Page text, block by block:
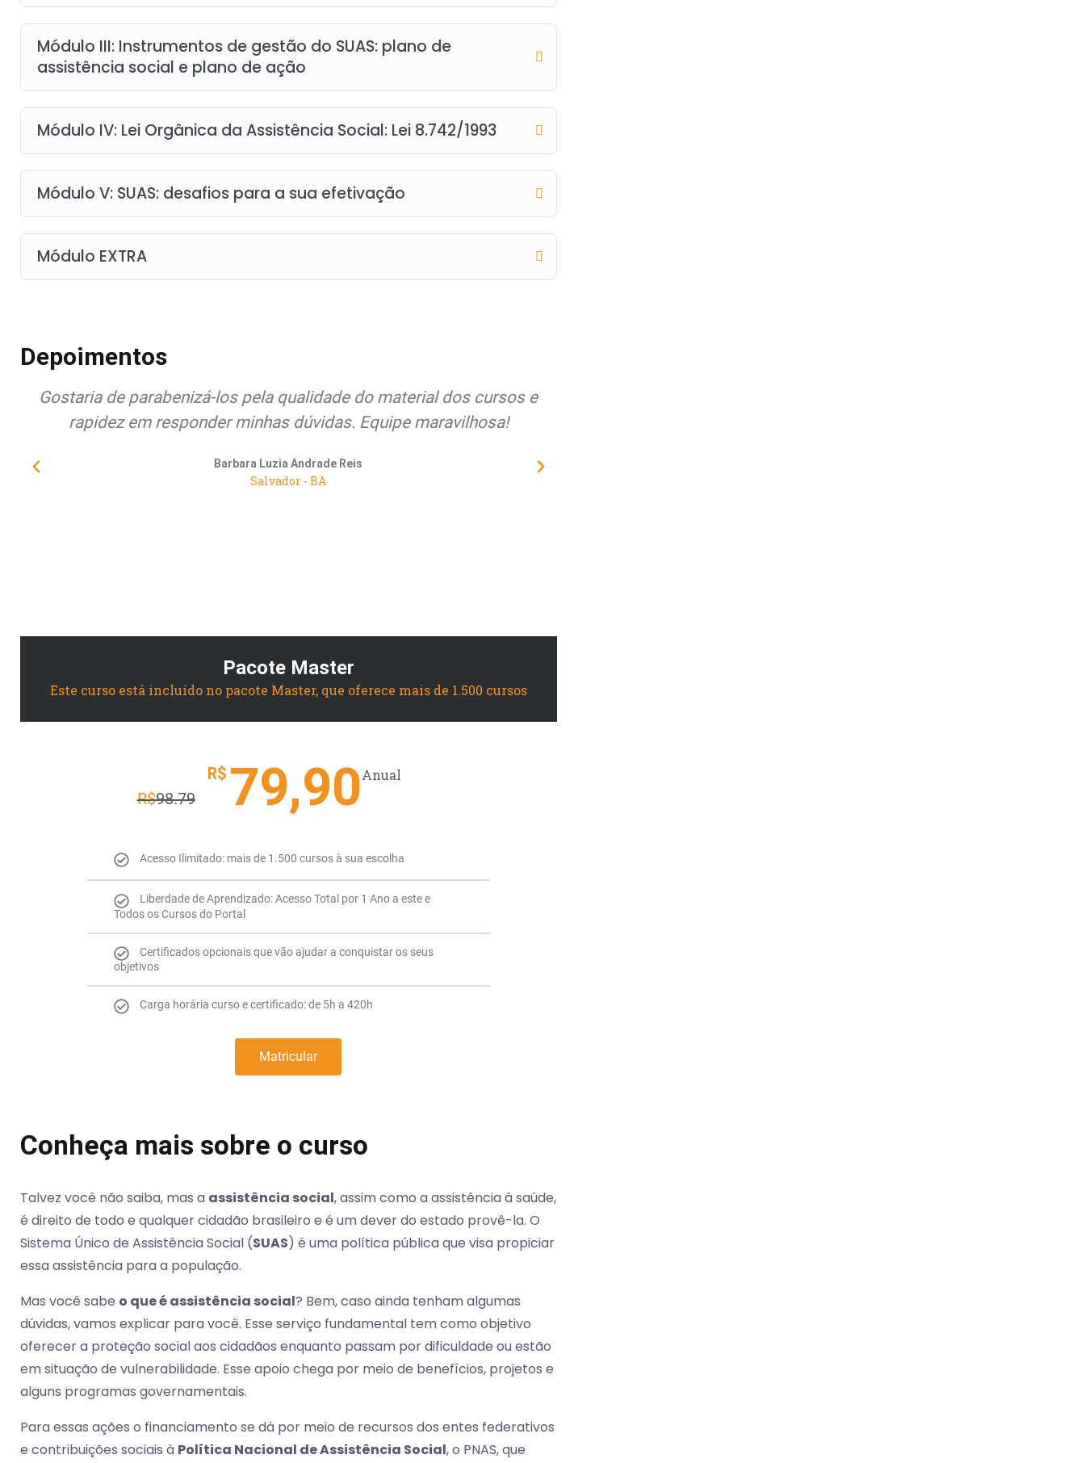
Módulo III: Instrumentos de gestão do SUAS: plano de
assistência social e plano de ação
Módulo IV: Lei Orgânica da Assistência Social: Lei 8.742/1993
Módulo V: SUAS: desafios para a sua efetivação
Módulo EXTRA
Depoimentos
Gostaria de parabenizá-los pela qualidade do material dos cursos e
rapidez em responder minhas dúvidas. Equipe maravilhosa!
Barbara Luzia Andrade Reis
Salvador - BA
Pacote Master
Este curso está incluído no pacote Master, que oferece mais de 1.500 cursos
R$98.79
R$ 79,90Anual
Acesso Ilimitado: mais de 1.500 cursos à sua escolha
Liberdade de Aprendizado: Acesso Total por 1 Ano a este e
Todos os Cursos do Portal
Certificados opcionais que vão ajudar a conquistar os seus
objetivos
Carga horária curso e certificado: de 5h a 420h
Matricular
Conheça mais sobre o curso
Talvez você não saiba, mas a assistência social, assim como a assistência à saúde,
é direito de todo e qualquer cidadão brasileiro e é um dever do estado provê-la. O
Sistema Único de Assistência Social (SUAS) é uma política pública que visa propiciar
essa assistência para a população.
Mas você sabe o que é assistência social? Bem, caso ainda tenham algumas
dúvidas, vamos explicar para você. Esse serviço fundamental tem como objetivo
oferecer a proteção social aos cidadãos enquanto passam por dificuldade ou estão
em situação de vulnerabilidade. Esse apoio chega por meio de benefícios, projetos e
alguns programas governamentais.
Para essas ações o financiamento se dá por meio de recursos dos entes federativos
e contribuições sociais à Política Nacional de Assistência Social, o PNAS, que